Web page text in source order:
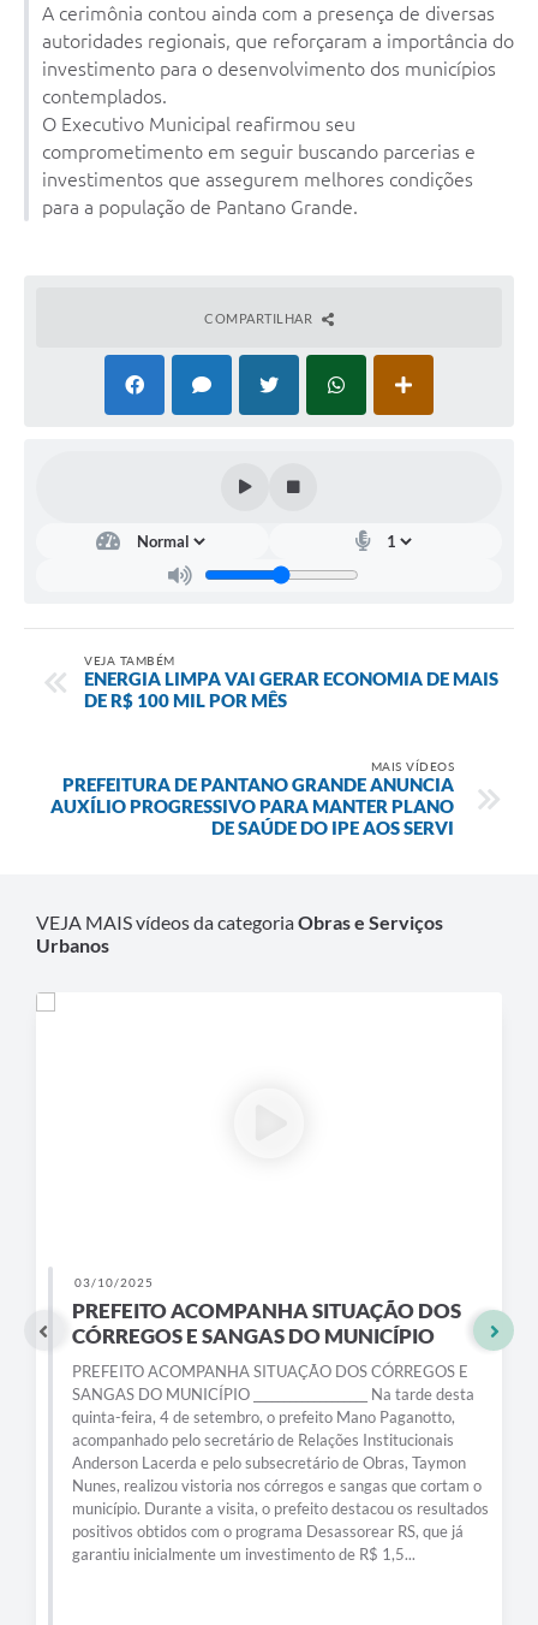
A cerimônia contou ainda com a presença de diversas
autoridades regionais, que reforçaram a importância do
investimento para o desenvolvimento dos municípios
contemplados.
O Executivo Municipal reafirmou seu
comprometimento em seguir buscando parcerias e
investimentos que assegurem melhores condições
para a população de Pantano Grande.
COMPARTILHAR
VEJA TAMBÉM
ENERGIA LIMPA VAI GERAR ECONOMIA DE MAIS
DE R$ 100 MIL POR MÊS
MAIS VÍDEOS
PREFEITURA DE PANTANO GRANDE ANUNCIA
AUXÍLIO PROGRESSIVO PARA MANTER PLANO
DE SAÚDE DO IPE AOS SERVI
VEJA MAIS vídeos da categoriaObras e Serviços
Urbanos
26/08/2025
RETOMADA DA LIMPEZA DO
DESASSOREAR RS EM PANTANO GRANDE
RETOMADA DA LIMPEZA DO DESASSOREAR RS EM
PANTANO GRANDE _____________ Como prometido, nesta
quinta-feira, 14 de agosto, foi retomada a limpeza e
desobstrução dos córregos e sangas de Pantano Grande pelo
programa estadual Desassorear RS. O município recebeu
mais 15 mil metros cúbicos de serviço, equivalentes a cerca
de R$ 1 milhão em investimentos, somando
aproximadamente R$ 1,5 milhão já destinados à cidade. A
iniciativa visa prevenir enchentes, melhorar a drenagem